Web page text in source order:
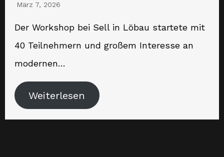
März 7, 2026
Der Workshop bei Sell in Löbau startete mit
40 Teilnehmern und großem Interesse an
modernen…
Weiterlesen